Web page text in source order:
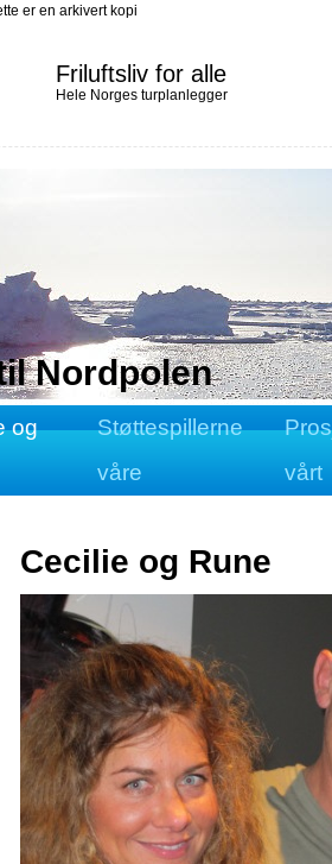
er en arkivert kopi
Friluftsliv for alle
Hele Norges turplanlegger
Nordpolen
og
Støttespillerne
våre
vårt
Cecilie og Rune